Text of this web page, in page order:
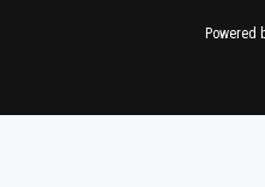
Powered